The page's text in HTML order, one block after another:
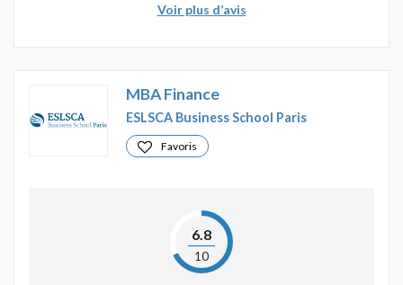
Voir plus d’avis
MBA Finance
ESLSCA Business School Paris
Favoris
6.8
10